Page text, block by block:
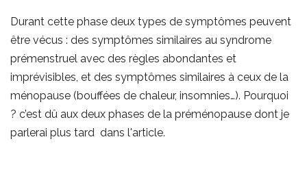
Durant cette phase deux types de symptômes peuvent
être vécus : des symptômes similaires au syndrome
prémenstruel avec des règles abondantes et
imprévisibles, et des symptômes similaires à ceux de la
ménopause (bouffées de chaleur, insomnies…). Pourquoi
? c’est dû aux deux phases de la préménopause dont je
parlerai plus tard dans l'article.